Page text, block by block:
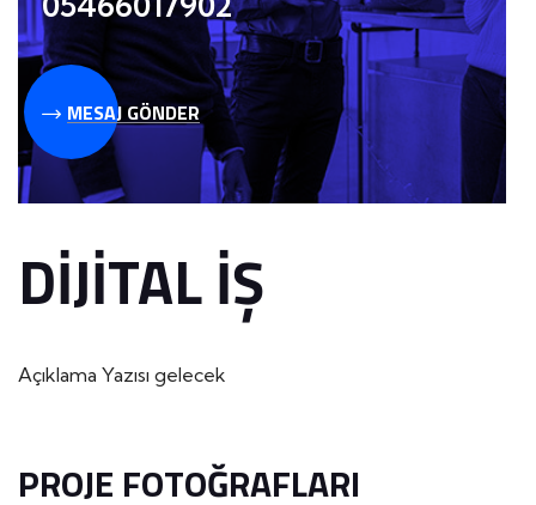
MESAJ GÖNDER
DIJITAL İŞ
Açıklama Yazısı gelecek
PROJE FOTOĞRAFLARI